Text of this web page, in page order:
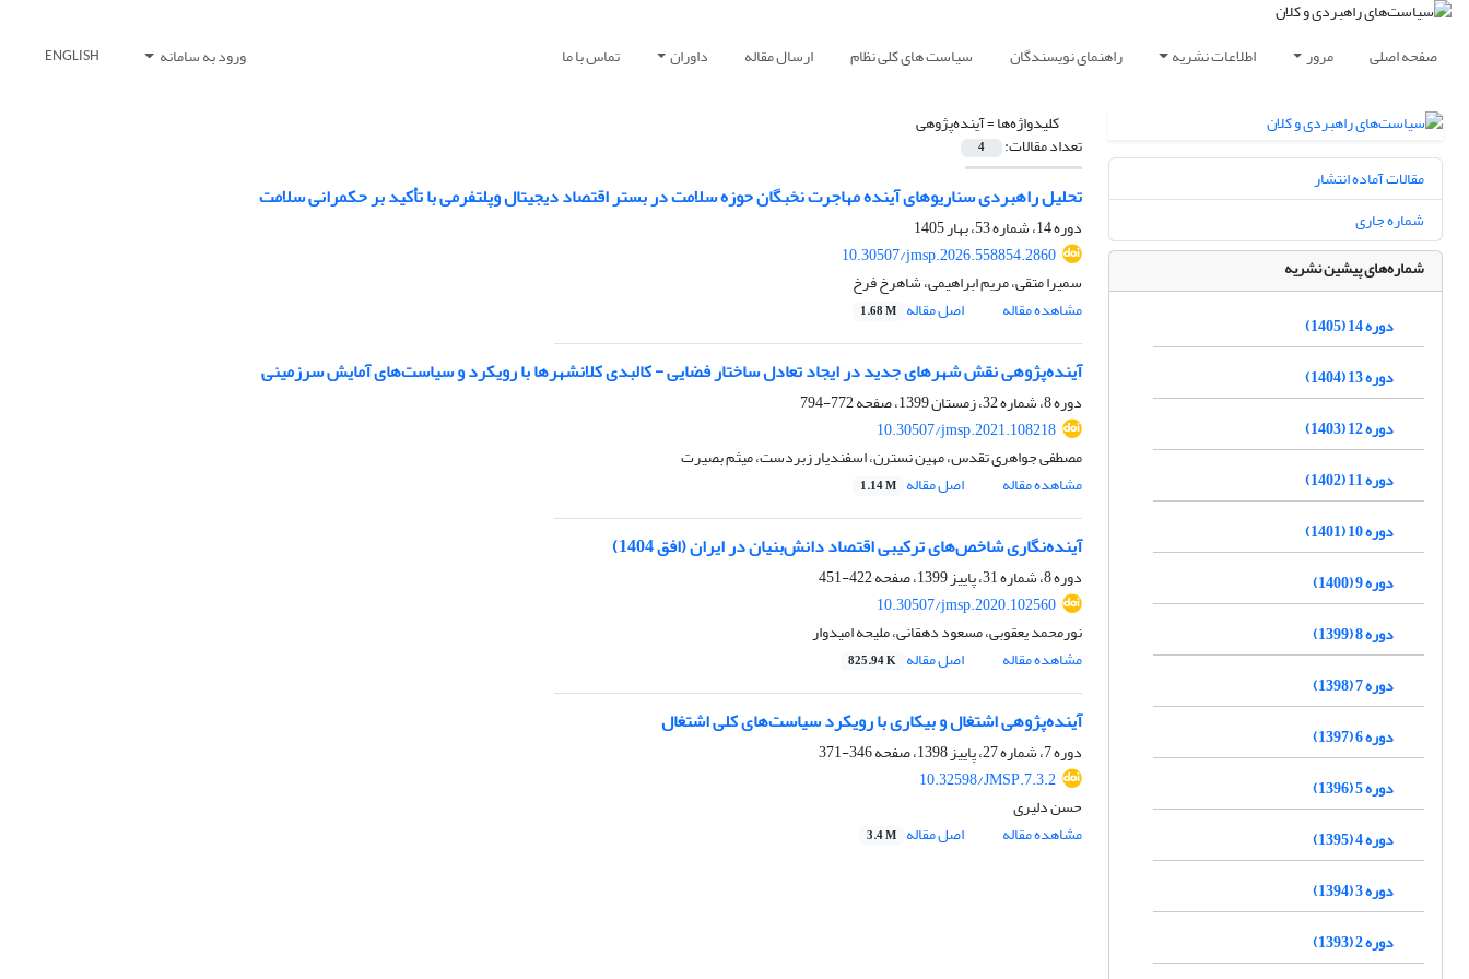
صفحه اصلی مرور اطلاعات نشریه راهنمای نویسندگان سیاست های کلی نظام ارسال مقاله داوران تماس با ما ورود به سامانه ENGLISH
کلیدواژه‌ها =آینده‌پژوهی
تعداد مقالات: 4
تحلیل راهبردی سناریوهای آینده مهاجرت نخبگان حوزه سلامت در بستر اقتصاد دیجیتال وپلتفرمی با تأکید بر حکمرانی سلامت
دوره 14، شماره 53، بهار 1405
10.30507/jmsp.2026.558854.2860
سمیرا متقی، مریم ابراهیمی، شاهرخ فرخ
مشاهده مقاله
اصل مقاله 1.68 M
آینده‌پژوهی نقش شهرهای جدید در ایجاد تعادل ساختار فضایی - کالبدی کلانشهرها با رویکرد و سیاست‌های آمایش سرزمینی
دوره 8، شماره 32، زمستان 1399، صفحه
772-794
10.30507/jmsp.2021.108218
مصطفی جواهری تقدس، مهین نسترن، اسفندیار زبردست، میثم بصیرت
مشاهده مقاله
اصل مقاله 1.14 M
آینده‌نگاری شاخص‌های ترکیبی اقتصاد دانش‌بنیان در ایران (افق 1404)
دوره 8، شماره 31، پاییز 1399، صفحه
422-451
10.30507/jmsp.2020.102560
نورمحمد یعقوبی، مسعود دهقانی، ملیحه امیدوار
مشاهده مقاله
اصل مقاله 825.94 K
آینده‌پژوهی اشتغال و بیکاری با رویکرد سیاست‌های کلی اشتغال
دوره 7، شماره 27، پاییز 1398، صفحه
346-371
10.32598/JMSP.7.3.2
حسن دلیری
مشاهده مقاله
اصل مقاله 3.4 M
مقالات آماده انتشار
شماره جاری
شماره‌های پیشین نشریه
دوره 14 (1405)
دوره 13 (1404)
دوره 12 (1403)
دوره 11 (1402)
دوره 10 (1401)
دوره 9 (1400)
دوره 8 (1399)
دوره 7 (1398)
دوره 6 (1397)
دوره 5 (1396)
دوره 4 (1395)
دوره 3 (1394)
دوره 2 (1393)